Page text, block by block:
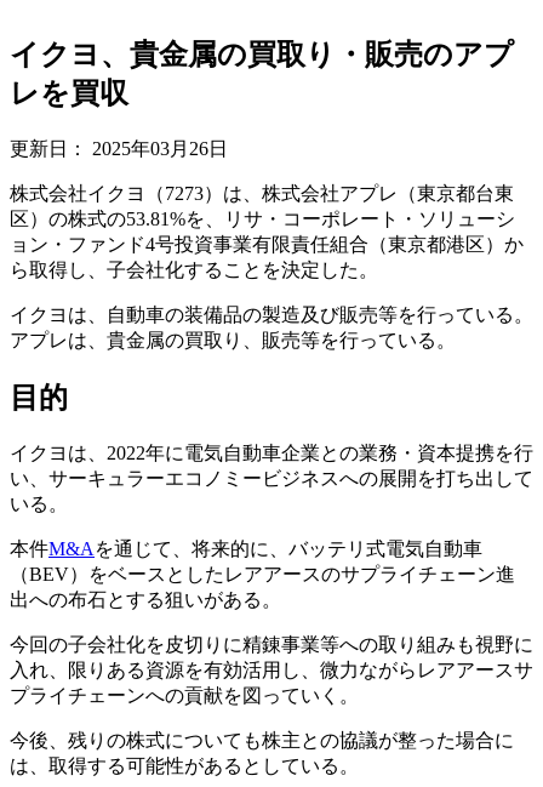
イクヨ、貴金属の買取り・販売のアプ
レを買収
更新日： 2025年03月26日
株式会社イクヨ（7273）は、株式会社アプレ（東京都台東
区）の株式の53.81%を、リサ・コーポレート・ソリューシ
ョン・ファンド4号投資事業有限責任組合（東京都港区）か
ら取得し、子会社化することを決定した。
イクヨは、自動車の装備品の製造及び販売等を行っている。
アプレは、貴金属の買取り、販売等を行っている。
目的
イクヨは、2022年に電気自動車企業との業務・資本提携を行
い、サーキュラーエコノミービジネスへの展開を打ち出して
いる。
本件M&A を通じて、将来的に、バッテリ式電気自動車
（BEV）をベースとしたレアアースのサプライチェーン進
出への布石とする狙いがある。
今回の子会社化を皮切りに精錬事業等への取り組みも視野に
入れ、限りある資源を有効活用し、微力ながらレアアースサ
プライチェーンへの貢献を図っていく。
今後、残りの株式についても株主との協議が整った場合に
は、取得する可能性があるとしている。